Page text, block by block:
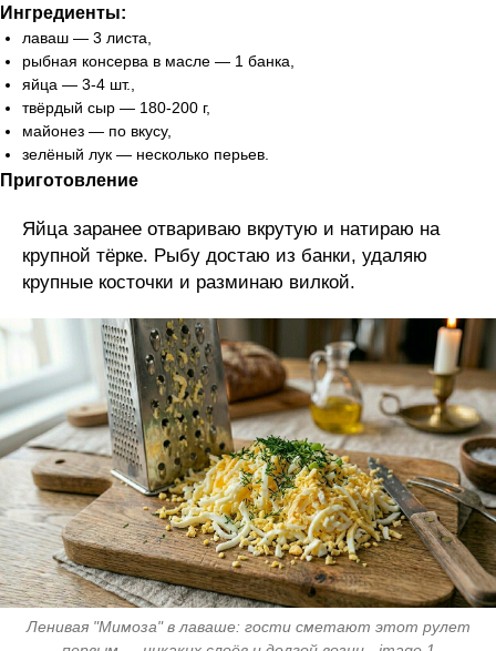
Ингредиенты:
лаваш — 3 листа,
рыбная консерва в масле — 1 банка,
яйца — 3-4 шт.,
твёрдый сыр — 180-200 г,
майонез — по вкусу,
зелёный лук — несколько перьев.
Приготовление
Яйца заранее отвариваю вкрутую и натираю на
крупной тёрке. Рыбу достаю из банки, удаляю
крупные косточки и разминаю вилкой.
Ленивая "Мимоза" в лаваше: гости сметают этот рулет